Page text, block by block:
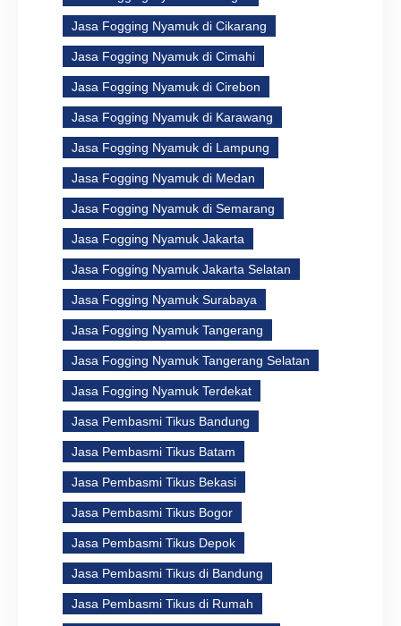
Jasa Fogging Nyamuk di Cikarang
Jasa Fogging Nyamuk di Cimahi
Jasa Fogging Nyamuk di Cirebon
Jasa Fogging Nyamuk di Karawang
Jasa Fogging Nyamuk di Lampung
Jasa Fogging Nyamuk di Medan
Jasa Fogging Nyamuk di Semarang
Jasa Fogging Nyamuk Jakarta
Jasa Fogging Nyamuk Jakarta Selatan
Jasa Fogging Nyamuk Surabaya
Jasa Fogging Nyamuk Tangerang
Jasa Fogging Nyamuk Tangerang Selatan
Jasa Fogging Nyamuk Terdekat
Jasa Pembasmi Tikus Bandung
Jasa Pembasmi Tikus Batam
Jasa Pembasmi Tikus Bekasi
Jasa Pembasmi Tikus Bogor
Jasa Pembasmi Tikus Depok
Jasa Pembasmi Tikus di Bandung
Jasa Pembasmi Tikus di Rumah